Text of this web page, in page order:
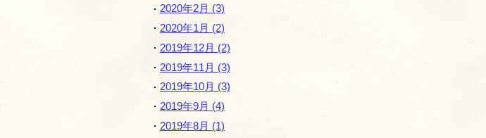
2020年2月 (3)
2020年1月 (2)
2019年12月 (2)
2019年11月 (3)
2019年10月 (3)
2019年9月 (4)
2019年8月 (1)